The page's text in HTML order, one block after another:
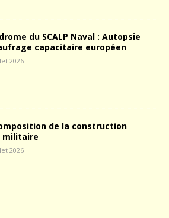
du SCALP Naval : Autopsie
capacitaire européen
2026
de la construction
militaire
2026